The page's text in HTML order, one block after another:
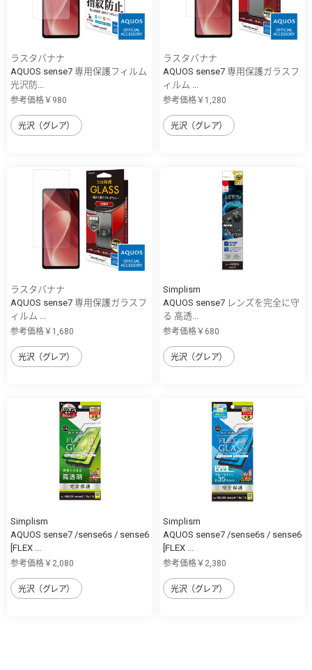
ラスタバナナ
AQUOS sense7 専用保護フィルム
光沢防...
参考価格￥980
光沢（グレア）
ラスタバナナ
AQUOS sense7 専用保護ガラスフ
ィルム ...
参考価格￥1,280
光沢（グレア）
ラスタバナナ
AQUOS sense7 専用保護ガラスフ
ィルム ...
参考価格￥1,680
光沢（グレア）
Simplism
AQUOS sense7 レンズを完全に守
る 高透...
参考価格￥680
光沢（グレア）
Simplism
AQUOS sense7 /sense6s / sense6
[FLEX ...
参考価格￥2,080
光沢（グレア）
Simplism
AQUOS sense7 /sense6s / sense6
[FLEX ...
参考価格￥2,380
光沢（グレア）